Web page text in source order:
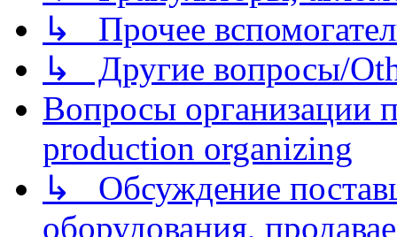
↳ Прочее
↳ Другие вопросы/
Вопросы организации
production organizing
↳ Обсуждение
оборудования,